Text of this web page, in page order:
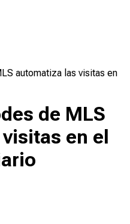
automatiza las visitas en
de MLS
en el